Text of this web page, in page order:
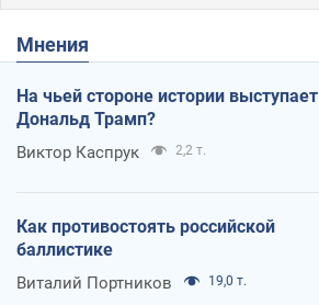
Мнения
На чьей стороне истории выступает
Дональд Трамп?
Виктор Каспрук 2,2 т.
Как противостоять российской
баллистике
Виталий Портников 19,0 т.